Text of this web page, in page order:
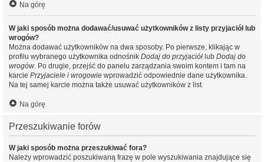
Na górę
W jaki sposób można dodawać/usuwać użytkowników z listy przyjaciół lub
wrogów?
Można dodawać użytkowników na dwa sposoby. Po pierwsze, klikając w
profilu wybranego użytkownika odnośnik Dodaj do przyjaciół lub Dodaj do
wrogów. Po drugie, przejść do panelu zarządzania swoim kontem i tam na
karcie Przyjaciele i wrogowie wprowadzić odpowiednie dane użytkownika.
Na tej samej karcie można także usuwać użytkowników z list.
Na górę
Przeszukiwanie forów
W jaki sposób można przeszukiwać fora?
Należy wprowadzić poszukiwaną frazę w pole wyszukiwania znajdujące się